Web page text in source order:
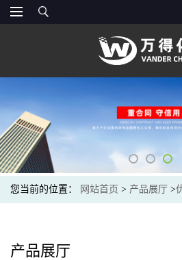
您当前的位置： 网站首页 > 产品展厅 >
产品展厅